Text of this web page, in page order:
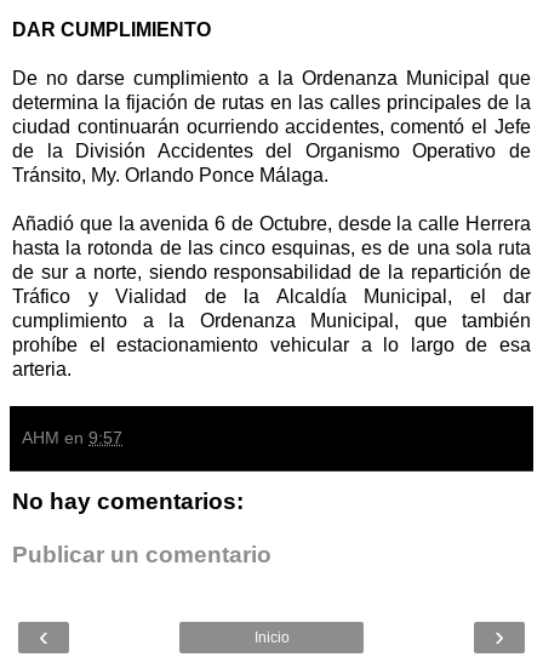
DAR CUMPLIMIENTO
De no darse cumplimiento a la Ordenanza Municipal que
determina la fijación de rutas en las calles principales de la
ciudad continuarán ocurriendo accidentes, comentó el Jefe
de la División Accidentes del Organismo Operativo de
Tránsito, My. Orlando Ponce Málaga.
Añadió que la avenida 6 de Octubre, desde la calle Herrera
hasta la rotonda de las cinco esquinas, es de una sola ruta
de sur a norte, siendo responsabilidad de la repartición de
Tráfico y Vialidad de la Alcaldía Municipal, el dar
cumplimiento a la Ordenanza Municipal, que también
prohíbe el estacionamiento vehicular a lo largo de esa
arteria.
AHM en 9:57
No hay comentarios:
Publicar un comentario
‹ ›
Inicio